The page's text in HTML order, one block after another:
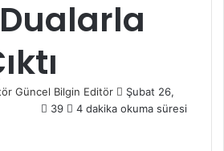
Güncel Bilgin Editör
S
e
Şubat 26,
39 4 dakika okuma süresi